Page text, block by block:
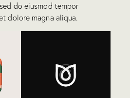
do eiusmod tempor
dolore magna aliqua.